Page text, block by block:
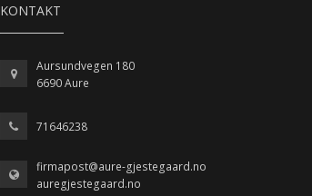
KONTAKT
Aursundvegen 180
6690 Aure
71646238
firmapost@aure-gjestegaard.no
auregjestegaard.no